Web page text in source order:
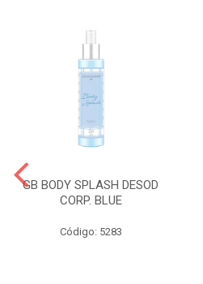
GB BODY SPLASH DESOD
CORP. BLUE
Código: 5283